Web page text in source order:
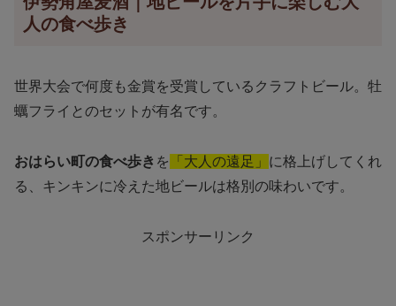
人の食べ歩き
世界大会で何度も金賞を受賞しているクラフトビール。牡
蠣フライとのセットが有名です。
おはらい町の食べ歩き を 「大人の遠足」 に格上げしてくれ
る、キンキンに冷えた地ビールは格別の味わいです。
スポンサーリンク